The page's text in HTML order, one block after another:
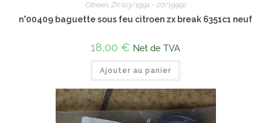
Citroen,ZX (03/1991 - 07/1999)
n°00409 baguette sous feu citroen zx break 6351c1 neuf
18,00 € Net de TVA
Ajouter au panier